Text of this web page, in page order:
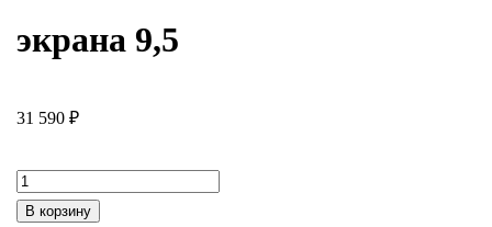
экрана 9,5
31 590 ₽
Количество
товара
В корзину